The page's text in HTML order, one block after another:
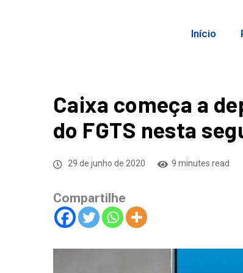
Início
Caixa começa a
do FGTS nesta
29 de junho de 2020 9 minutes read
Compartilhe